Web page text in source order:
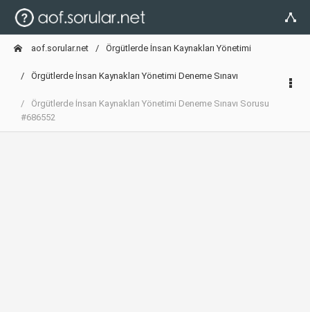
aof.sorular.net Örgütlerde İnsan Kaynakları Yönetimi
Örgütlerde İnsan Kaynakları Yönetimi Deneme Sınavı
Örgütlerde İnsan Kaynakları Yönetimi Deneme Sınavı Sorusu
#686552